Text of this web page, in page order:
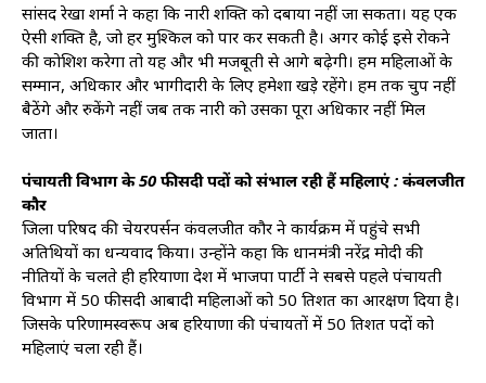
सांसद रेखा शर्मा ने कहा कि नारी शक्ति को दबाया नहीं जा सकता। यह एक
ऐसी शक्ति है, जो हर मुश्किल को पार कर सकती है। अगर कोई इसे रोकने
की कोशिश करेगा तो यह और भी मजबूती से आगे बढ़ेगी। हम महिलाओं के
सम्मान, अधिकार और भागीदारी के लिए हमेशा खड़े रहेंगे। हम तक चुप नहीं
बैठेंगे और रुकेंगे नहीं जब तक नारी को उसका पूरा अधिकार नहीं मिल
जाता।
पंचायती विभाग के 50 फीसदी पदों को संभाल रही हैं महिलाएं : कंवलजीत
कौर
जिला परिषद की चेयरपर्सन कंवलजीत कौर ने कार्यक्रम में पहुंचे सभी
अतिथियों का धन्यवाद किया। उन्होंने कहा कि प्रधानमंत्री नरेंद्र मोदी की
नीतियों के चलते ही हरियाणा प्रदेश में भाजपा पार्टी ने सबसे पहले पंचायती
विभाग में 50 फीसदी आबादी महिलाओं को 50 प्रतिशत का आरक्षण दिया है।
जिसके परिणामस्वरूप अब हरियाणा की पंचायतों में 50 प्रतिशत पदों को
महिलाएं चला रही हैं।